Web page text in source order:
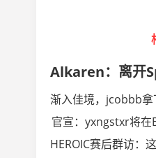
官宣：yxngstxr将在